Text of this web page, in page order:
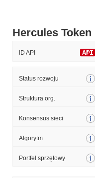
Hercules
ID API
Status rozwoju
Struktura org.
Konsensus sieci
Algorytm
Portfel sprzętowy